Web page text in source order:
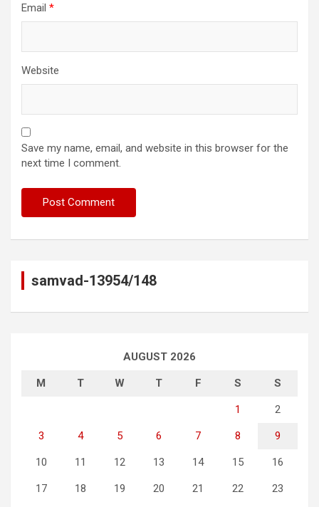
Email *
Website
Save my name, email, and website in this browser for the
next time I comment.
samvad-13954/148
AUGUST 2026
M T W T F S S
1 2
3 4 5 6 7 8 9
10 11 12 13 14 15 16
17 18 19 20 21 22 23